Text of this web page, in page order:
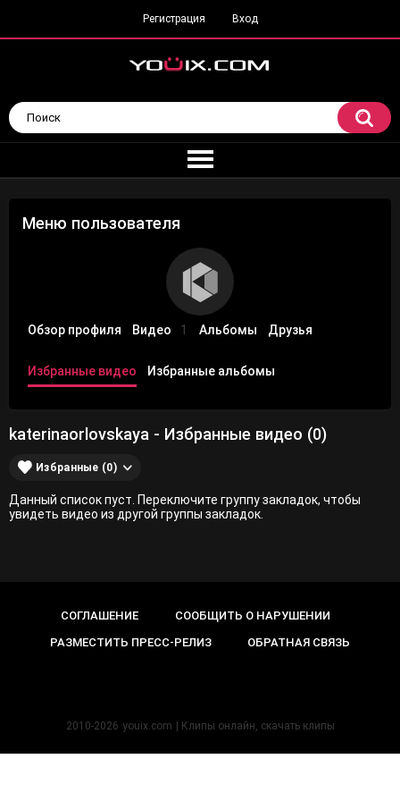
Регистрация Вход
Меню пользователя
Обзор профиля Видео 1 Альбомы Друзья
Избранные видео Избранные альбомы
katerinaorlovskaya - Избранные видео (0)
Избранные (0)
Данный список пуст. Переключите группу закладок, чтобы
увидеть видео из другой группы закладок.
СОГЛАШЕНИЕ
СООБЩИТЬ О НАРУШЕНИИ
РАЗМЕСТИТЬ ПРЕСС-РЕЛИЗ
ОБРАТНАЯ СВЯЗЬ
2010-2026 youix.com | Клипы онлайн, cкачать клипы